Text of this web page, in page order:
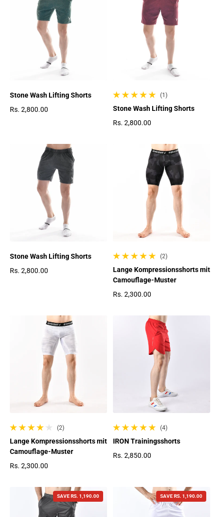
Stone Wash Lifting Shorts
Rs. 2,800.00
(1)
1 gesamte Bewertungen
Stone Wash Lifting Shorts
Rs. 2,800.00
Stone Wash Lifting Shorts
Rs. 2,800.00
(2)
2 gesamte Bewertungen
Lange Kompressionsshorts mit
Camouflage-Muster
Rs. 2,300.00
(2)
2 gesamte Bewertungen
Lange Kompressionsshorts mit
Camouflage-Muster
Rs. 2,300.00
(4)
4 gesamte Bewertungen
IRON Trainingsshorts
Rs. 2,850.00
SAVERS. 1,190.00 SAVERS. 1,190.00